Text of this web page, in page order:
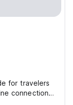
for travelers
connections,